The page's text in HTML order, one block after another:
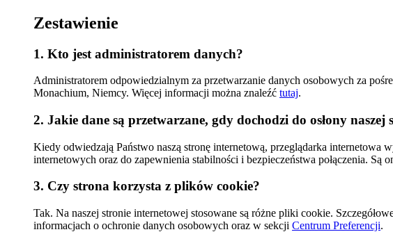
Zestawienie
1. Kto jest administratorem danych?
Administratorem odpowiedzialnym za przetwarzanie danych osobowych za
Monachium, Niemcy. Więcej informacji można znaleźć tutaj.
2. Jakie dane są przetwarzane, gdy dochodzi do osłony
Kiedy odwiedzają Państwo naszą stronę internetową, przeglądarka internetowa
internetowych oraz do zapewnienia stabilności i bezpieczeństwa połączenia.
3. Czy strona korzysta z plików cookie?
Tak. Na naszej stronie internetowej stosowane są różne pliki cookie.
informacjach o ochronie danych osobowych oraz w sekcji Centrum Preferencji.